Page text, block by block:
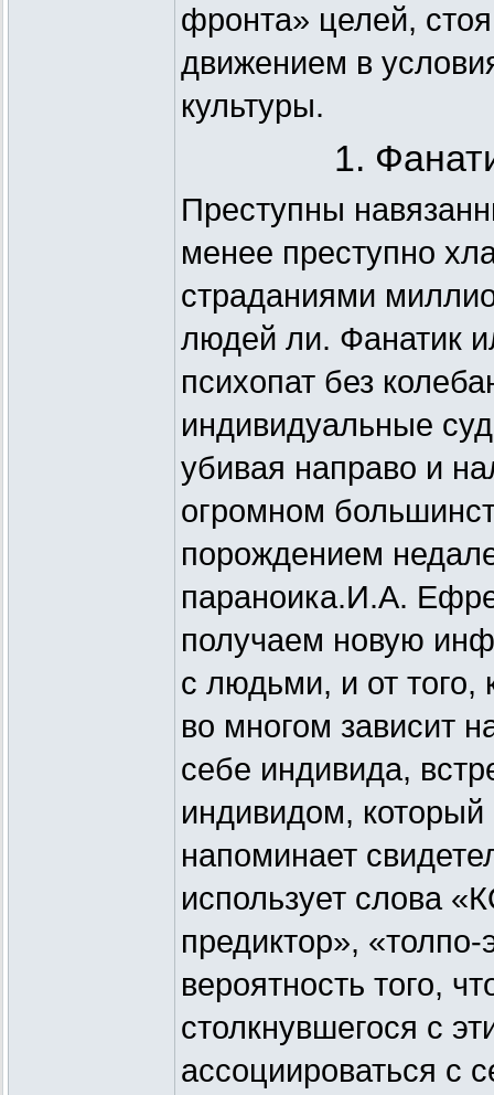
фронта» целей,
движением в
культуры.
1.
Преступны
менее преступно
страданиями
людей ли. Фанатик
психопат без
индивидуальные
убивая направо и
огромном
порождением
параноика.И.А.
получаем новую
с людьми, и от
во многом зависит
себе индивида,
индивидом,
напоминает
использует слова
предиктор»,
вероятность того,
столкнувшегося с
ассоциироваться с